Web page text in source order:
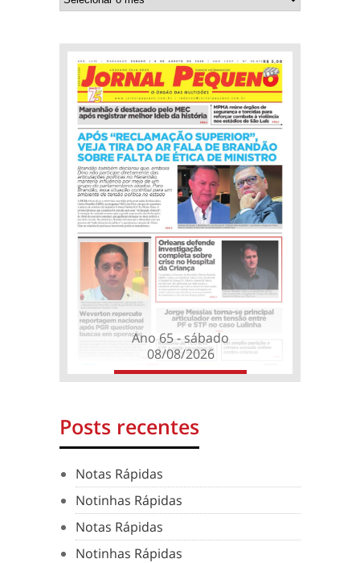
Ano 65 - sábado
08/08/2026
Posts recentes
Notas Rápidas
Notinhas Rápidas
Notas Rápidas
Notinhas Rápidas